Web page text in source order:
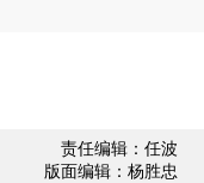
责任编辑：任波
版面编辑：杨胜忠